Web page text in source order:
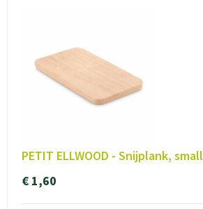
PETIT ELLWOOD - Snijplank, small
€ 1,60